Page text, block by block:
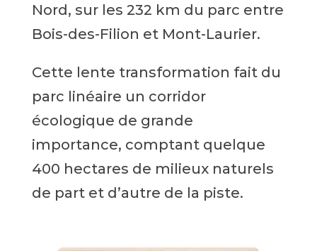
Nord, sur les 232 km du parc entre
Bois-des-Filion et Mont-Laurier.
Cette lente transformation fait du
parc linéaire un corridor
écologique de grande
importance, comptant quelque
400 hectares de milieux naturels
de part et d’autre de la piste.